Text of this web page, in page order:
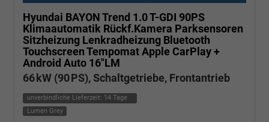
Hyundai BAYONTrend 1.0 T-GDI 90PS
Klimaautomatik Rückf.Kamera Parksensoren
Sitzheizung Lenkradheizung Bluetooth
Touchscreen Tempomat Apple CarPlay +
Android Auto 16"LM
66 kW (90 PS), Schaltgetriebe, Frontantrieb
unverbindliche Lieferzeit: 14 Tage
Lumen Grey